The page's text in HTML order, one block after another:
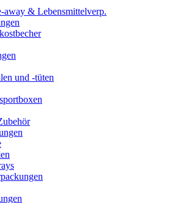
away & Lebensmittelverp.
und -tüten